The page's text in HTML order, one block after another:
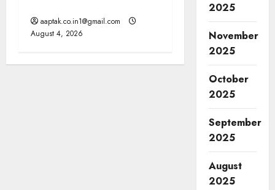
aaptak.co.in1@gmail.com
August 4, 2026
2025
November
2025
October
2025
September
2025
August
2025